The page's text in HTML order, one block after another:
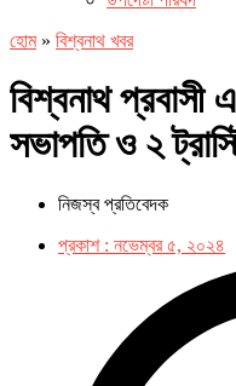
হোম» বিশ্বনাথ খবর
বিশ্বনাথ প্রবাসী
সভাপতি ও ২
নিজস্ব প্রতিবেদক
প্রকাশ : নভেম্বর ৫, ২০২৪